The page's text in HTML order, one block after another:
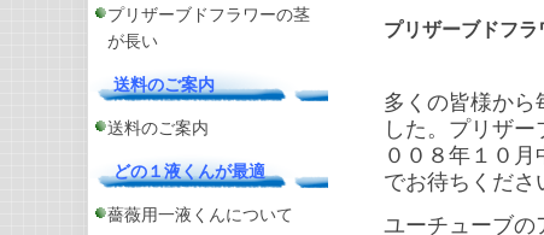
プリザーブドフラワーの茎
が長い
送料のご案内
送料のご案内
どの１液くんが最適
薔薇用一液くんについて
プリザーブドフ
多くの皆様か
した。プリザ
００８年１０
でお待ちくださ
ユーチューブの